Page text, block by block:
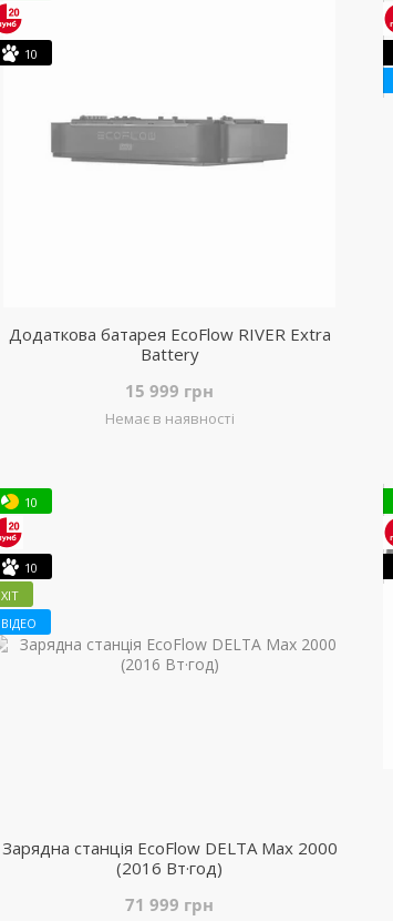
10
Додаткова батарея EcoFlow RIVER Extra
Battery
15 999 грн
Немає в наявності
10
10
ХІТ
ВІДЕО
Зарядна станція EcoFlow DELTA Max 2000
(2016 Вт·год)
71 999 грн